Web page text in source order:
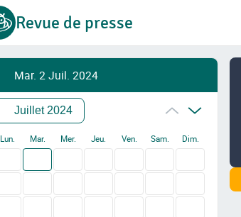
Revue de presse
Mar. 2 Juil. 2024
Juillet 2024
Lun. Mar. Mer. Jeu. Ven. Sam. Dim.